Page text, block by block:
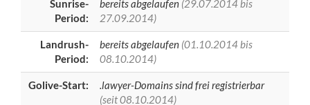
Sunrise-
Period:
bereits abgelaufen (29.07.2014 bis
27.09.2014)
Landrush-
Period:
bereits abgelaufen (01.10.2014 bis
08.10.2014)
Golive-Start:
.lawyer-Domains sind frei registrierbar
(seit 08.10.2014)